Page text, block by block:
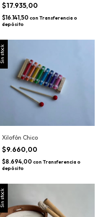
$17.935,00
$16.141,50 con Transferencia o
depósito
Sin stock
Xilofón Chico
$9.660,00
$8.694,00 con Transferencia o
depósito
Sin stock